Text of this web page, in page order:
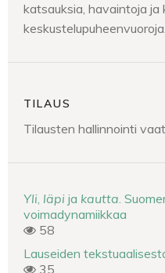
katsauksia, havaintoja ja
keskustelupuheenvuoroja.
TILAUS
Tilausten hallinnointi
Yli läpi ja kautta .
voimadynamiikkaa
58
Lauseiden
35